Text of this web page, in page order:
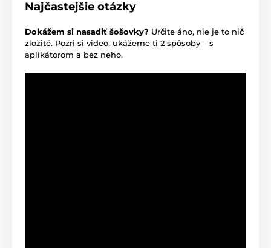
Najčastejšie otázky
Dokážem si nasadiť šošovky? Určite áno, nie je to nič
zložité. Pozri si video, ukážeme ti 2 spôsoby – s
aplikátorom a bez neho.